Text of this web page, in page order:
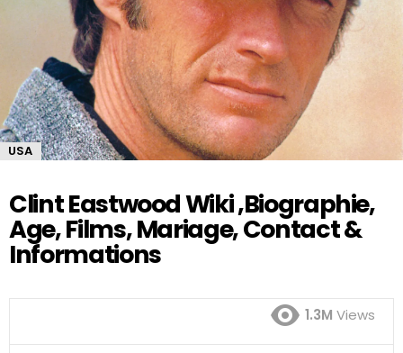
USA
Clint Eastwood Wiki ,Biographie,
Age, Films, Mariage, Contact &
Informations
1.3M Views